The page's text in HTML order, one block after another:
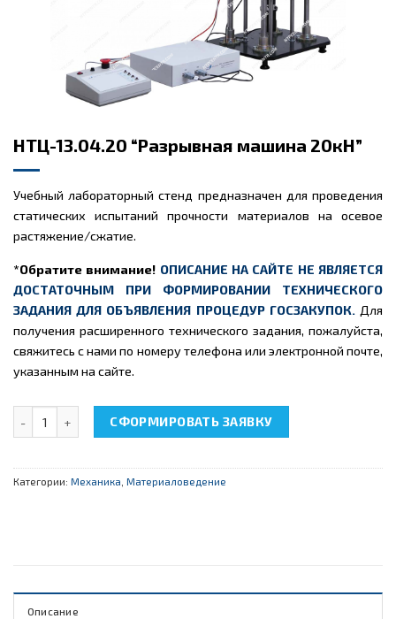
НТЦ-13.04.20 “Разрывная машина 20кН”
Учебный лабораторный стенд предназначен для проведения
статических испытаний прочности материалов на осевое
растяжение/сжатие.
*Обратите внимание! ОПИСАНИЕ НА САЙТЕ НЕ ЯВЛЯЕТСЯ
ДОСТАТОЧНЫМ ПРИ ФОРМИРОВАНИИ ТЕХНИЧЕСКОГО
ЗАДАНИЯ ДЛЯ ОБЪЯВЛЕНИЯ ПРОЦЕДУР ГОСЗАКУПОК. Для
получения расширенного технического задания, пожалуйста,
свяжитесь с нами по номеру телефона или электронной почте,
указанным на сайте.
Количество товара НТЦ-13.04.20 "Разрывная машина 20кН"
СФОРМИРОВАТЬ ЗАЯВКУ
Категории: Механика Материаловедение
Описание